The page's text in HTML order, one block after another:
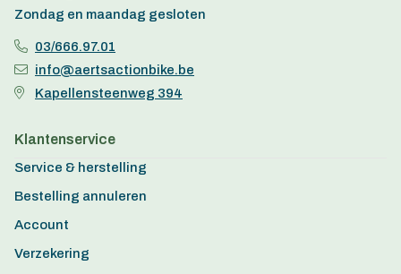
Zondag en maandag gesloten
03/666.97.01
info@aertsactionbike.be
Kapellensteenweg 394
Klantenservice
Service & herstelling
Bestelling annuleren
Account
Verzekering